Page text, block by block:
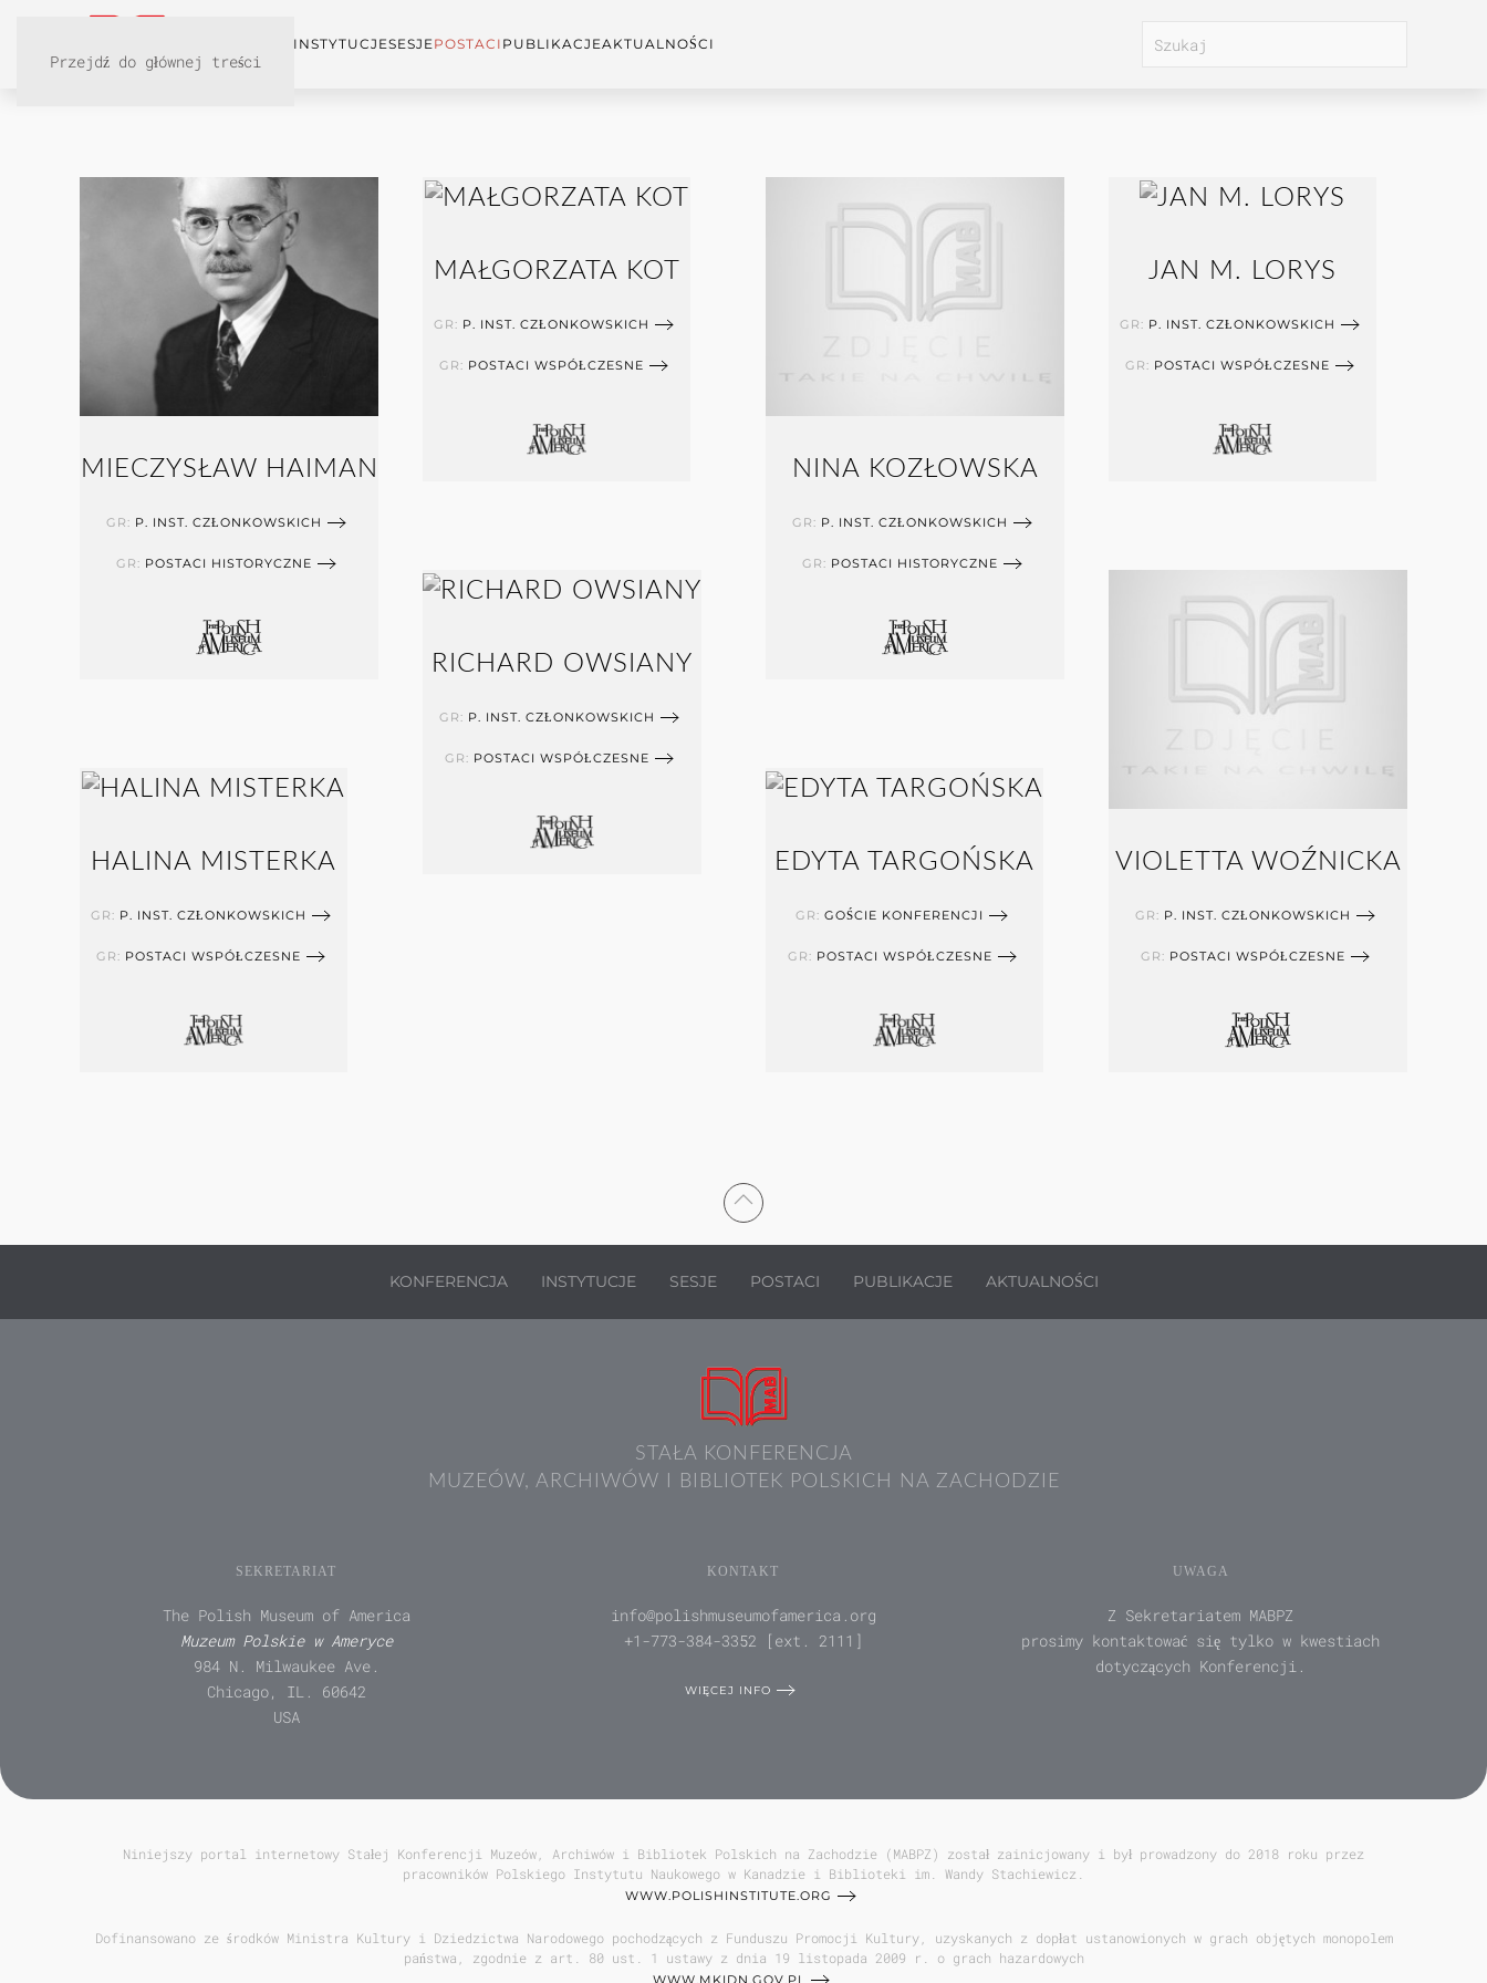
Przejdź do głównej treści
INSTYTUCJESESJEPOSTACI PUBLIKACJEAKTUALNOŚCI
MIECZYSŁAW HAIMAN
GR: P. INST. CZŁONKOWSKICH
GR: POSTACI HISTORYCZNE
HALINA MISTERKA
GR: P. INST. CZŁONKOWSKICH
GR: POSTACI WSPÓŁCZESNE
MAŁGORZATA KOT
GR: P. INST. CZŁONKOWSKICH
GR: POSTACI WSPÓŁCZESNE
RICHARD OWSIANY
GR: P. INST. CZŁONKOWSKICH
GR: POSTACI WSPÓŁCZESNE
NINA KOZŁOWSKA
GR: P. INST. CZŁONKOWSKICH
GR: POSTACI HISTORYCZNE
EDYTA TARGOŃSKA
GR: GOŚCIE KONFERENCJI
GR: POSTACI WSPÓŁCZESNE
JAN M. LORYS
GR: P. INST. CZŁONKOWSKICH
GR: POSTACI WSPÓŁCZESNE
VIOLETTA WOŹNICKA
GR: P. INST. CZŁONKOWSKICH
GR: POSTACI WSPÓŁCZESNE
KONFERENCJA INSTYTUCJE SESJE POSTACI PUBLIKACJE AKTUALNOŚCI
STAŁA KONFERENCJA
MUZEÓW, ARCHIWÓW I BIBLIOTEK POLSKICH NA ZACHODZIE
SEKRETARIAT
The Polish Museum of America
Muzeum Polskie w Ameryce
984 N. Milwaukee Ave.
Chicago, IL. 60642
USA
KONTAKT
info@polishmuseumofamerica.org
+1-773-384-3352 [ext. 2111]
WIĘCEJ INFO
UWAGA
Z Sekretariatem MABPZ
prosimy kontaktować się tylko w kwestiach
dotyczących Konferencji.
Niniejszy portal internetowy Stałej Konferencji Muzeów, Archiwów i Bibliotek Polskich na Zachodzie (MABPZ) został zainicjowany i był prowadzony do 2018 roku przez
pracowników Polskiego Instytutu Naukowego w Kanadzie i Biblioteki im. Wandy Stachiewicz.
WWW.POLISHINSTITUTE.ORG
Dofinansowano ze środków Ministra Kultury i Dziedzictwa Narodowego pochodzących z Funduszu Promocji Kultury, uzyskanych z dopłat ustanowionych w grach objętych monopolem
państwa, zgodnie z art. 80 ust. 1 ustawy z dnia 19 listopada 2009 r. o grach hazardowych
WWW.MKIDN.GOV.PL